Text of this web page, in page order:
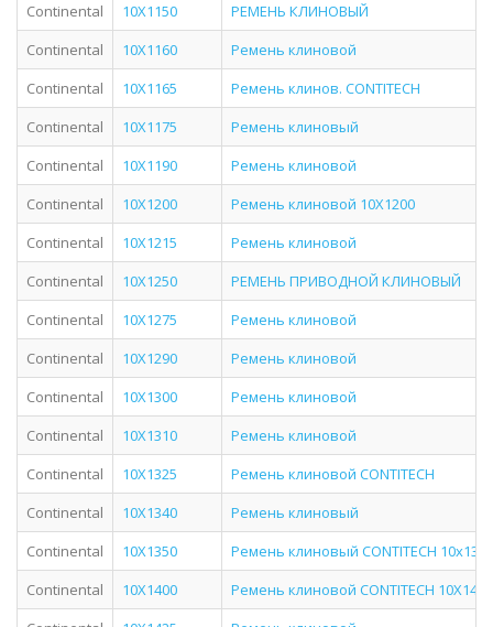
Continental
10X1150
РЕМЕНЬ КЛИНОВЫЙ
Continental
10X1160
Ремень клиновой
Continental
10X1165
Ремень клинов. CONTITECH
Continental
10X1175
Ремень клиновый
Continental
10X1190
Ремень клиновой
Continental
10X1200
Ремень клиновой 10X1200
Continental
10X1215
Ремень клиновой
Continental
10X1250
РЕМЕНЬ ПРИВОДНОЙ КЛИНОВЫЙ
Continental
10X1275
Ремень клиновой
Continental
10X1290
Ремень клиновой
Continental
10X1300
Ремень клиновой
Continental
10X1310
Ремень клиновой
Continental
10X1325
Ремень клиновой CONTITECH
Continental
10X1340
Ремень клиновый
Continental
10X1350
Ремень клиновый CONTITECH 10x1350
Continental
10X1400
Ремень клиновой CONTITECH 10X1400